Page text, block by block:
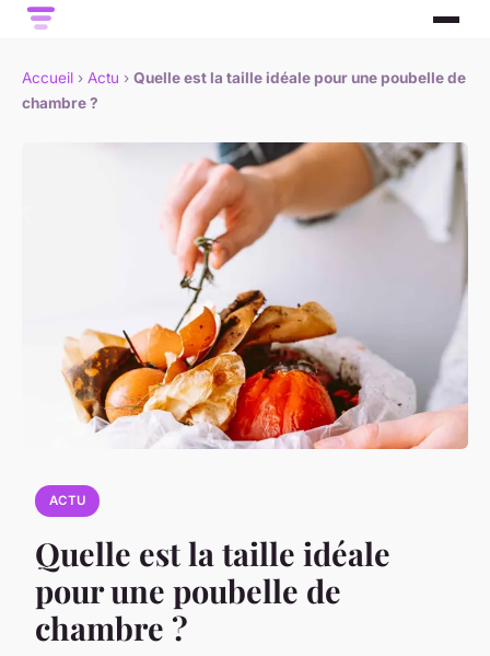
Accueil › Actu › Quelle est la taille idéale pour une poubelle de
chambre ?
ACTU
Quelle est la taille idéale
pour une poubelle de
chambre ?